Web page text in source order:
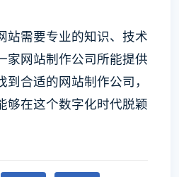
站需要专业的知识、技术
家网站制作公司所能提供
合适的网站制作公司，
够在这个数字化时代脱颖